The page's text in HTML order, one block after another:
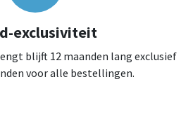
exclusiviteit
blijft 12 maanden lang exclusief
voor alle bestellingen.